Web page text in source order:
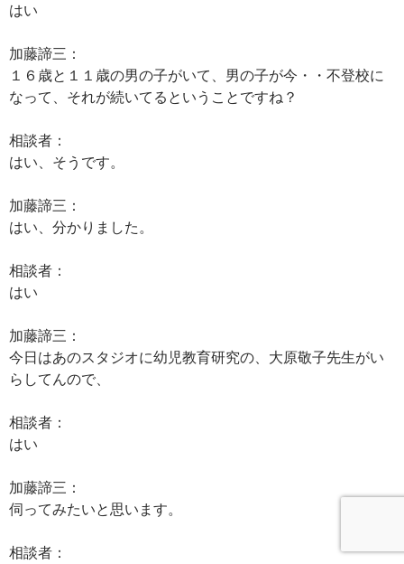
はい
加藤諦三：
１６歳と１１歳の男の子がいて、男の子が今・・不登校に
なって、それが続いてるということですね？
相談者：
はい、そうです。
加藤諦三：
はい、分かりました。
相談者：
はい
加藤諦三：
今日はあのスタジオに幼児教育研究の、大原敬子先生がい
らしてんので、
相談者：
はい
加藤諦三：
伺ってみたいと思います。
相談者：